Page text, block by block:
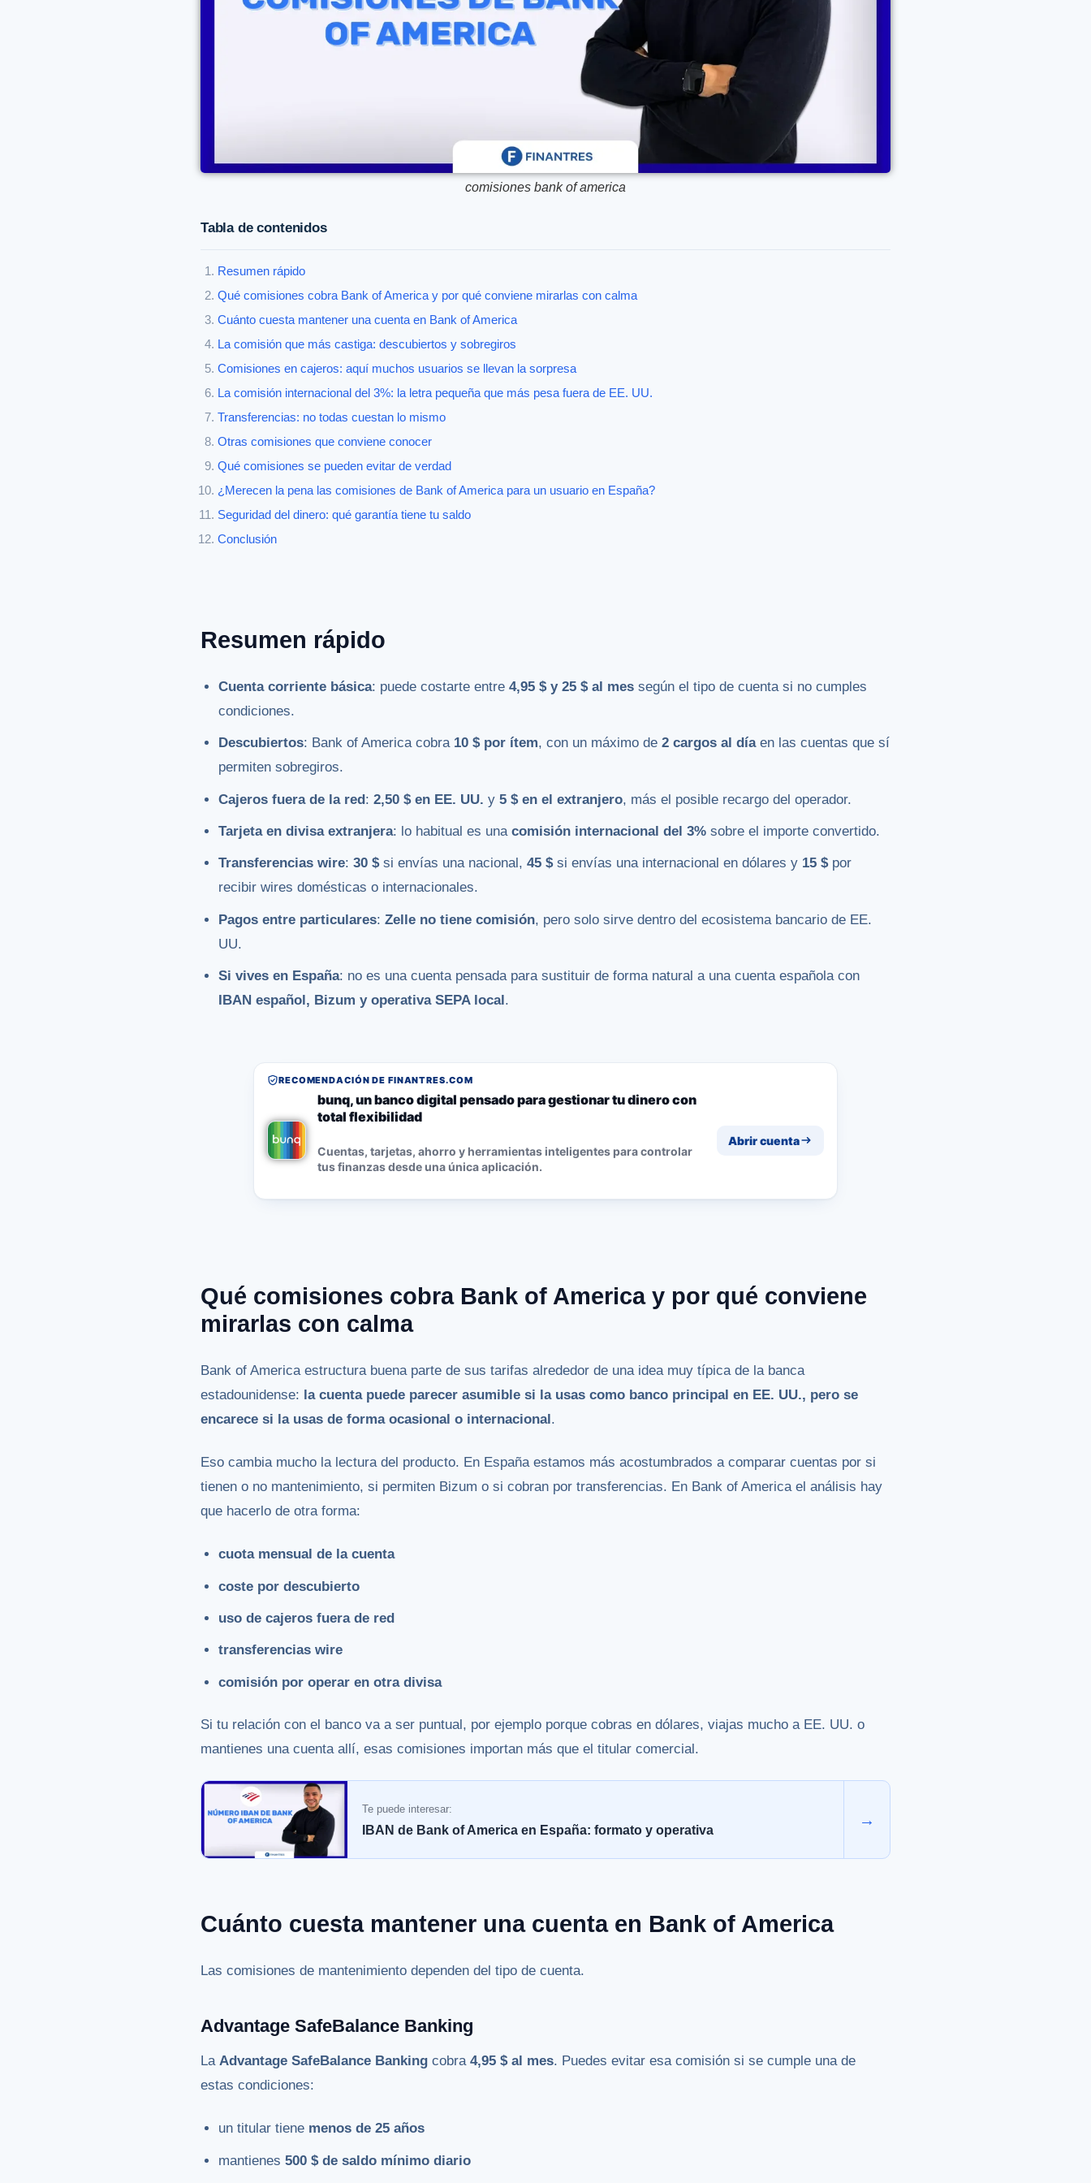
comisiones bank of america
Tabla de contenidos
Resumen rápido
Qué comisiones cobra Bank of America y por qué conviene mirarlas con calma
Cuánto cuesta mantener una cuenta en Bank of America
La comisión que más castiga: descubiertos y sobregiros
Comisiones en cajeros: aquí muchos usuarios se llevan la sorpresa
La comisión internacional del 3%: la letra pequeña que más pesa fuera de EE. UU.
Transferencias: no todas cuestan lo mismo
Otras comisiones que conviene conocer
Qué comisiones se pueden evitar de verdad
¿Merecen la pena las comisiones de Bank of America para un usuario en España?
Seguridad del dinero: qué garantía tiene tu saldo
Conclusión
Resumen rápido
Cuenta corriente básica: puede costarte entre4,95 $ y 25 $ al mes según el tipo de cuenta si no cumples
condiciones.
Descubiertos: Bank of America cobra 10 $ por ítem, con un máximo de2 cargos al díaen las cuentas que sí
permiten sobregiros.
Cajeros fuera de la red:2,50 $ en EE. UU. y5 $ en el extranjero, más el posible recargo del operador.
Tarjeta en divisa extranjera: lo habitual es unacomisión internacional del 3% sobre el importe convertido.
Transferencias wire:30 $si envías una nacional,45 $si envías una internacional en dólares y 15 $por
recibir wires domésticas o internacionales.
Pagos entre particulares:Zelle no tiene comisión, pero solo sirve dentro del ecosistema bancario de EE.
UU.
Si vives en España: no es una cuenta pensada para sustituir de forma natural a una cuenta española con
IBAN español, Bizum y operativa SEPA local.
RECOMENDACIÓN DE FINANTRES.COM
bunq, un banco digital pensado para gestionar tu dinero con
total flexibilidad
Cuentas, tarjetas, ahorro y herramientas inteligentes para controlar
tus finanzas desde una única aplicación.
Abrir cuenta
Qué comisiones cobra Bank of America y por qué conviene
mirarlas con calma
Bank of America estructura buena parte de sus tarifas alrededor de una idea muy típica de la banca
estadounidense: la cuenta puede parecer asumible si la usas como banco principal en EE. UU., pero se
encarece si la usas de forma ocasional o internacional .
Eso cambia mucho la lectura del producto. En España estamos más acostumbrados a comparar cuentas por si
tienen o no mantenimiento, si permiten Bizum o si cobran por transferencias. En Bank of America el análisis hay
que hacerlo de otra forma:
cuota mensual de la cuenta
coste por descubierto
uso de cajeros fuera de red
transferencias wire
comisión por operar en otra divisa
Si tu relación con el banco va a ser puntual, por ejemplo porque cobras en dólares, viajas mucho a EE. UU. o
mantienes una cuenta allí, esas comisiones importan más que el titular comercial.
Te puede interesar:
IBAN de Bank of America en España: formato y operativa
→
Cuánto cuesta mantener una cuenta en Bank of America
Las comisiones de mantenimiento dependen del tipo de cuenta.
Advantage SafeBalance Banking
La Advantage SafeBalance Banking cobra 4,95 $ al mes. Puedes evitar esa comisión si se cumple una de
estas condiciones:
un titular tiene menos de 25 años
mantienes500 $ de saldo mínimo diario